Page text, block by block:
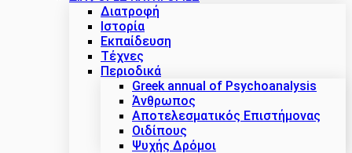
Διατροφή
Ιστορία
Εκπαίδευση
Τέχνες
Περιοδικά
Greek annual of Psychoanalysis
Άνθρωπος
Αποτελεσματικός Επιστήμονας
Οιδίπους
Ψυχής Δρόμοι